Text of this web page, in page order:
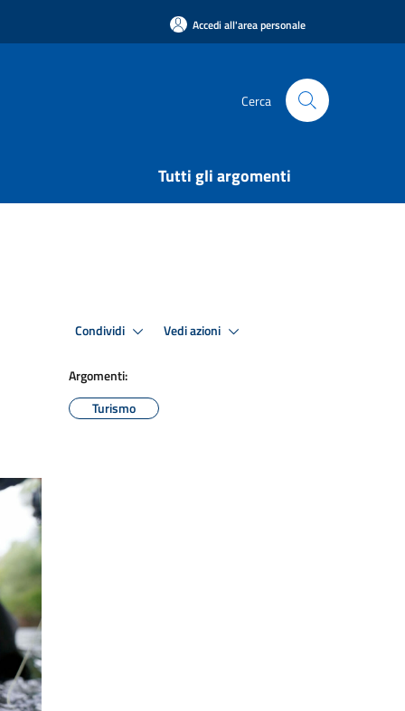
Accedi all'area personale
Cerca
Tutti gli argomenti
Condividi Vedi azioni
Argomenti:
Turismo